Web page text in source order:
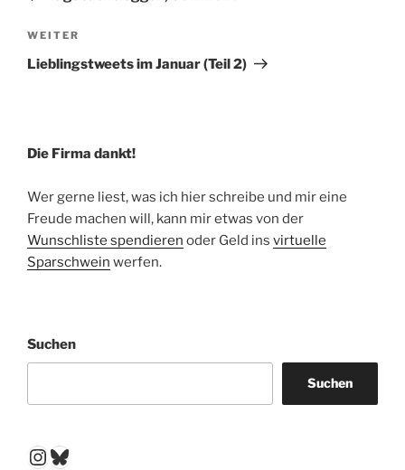
Nächster
Beitrag
WEITER
Lieblingstweets im Januar (Teil 2)
Die Firma dankt!
Wer gerne liest, was ich hier schreibe und mir eine
Freude machen will, kann mir etwas von der
Wunschliste spendieren oder Geld ins virtuelle
Sparschwein werfen.
Suchen
Suchen
Instagram
Bluesky